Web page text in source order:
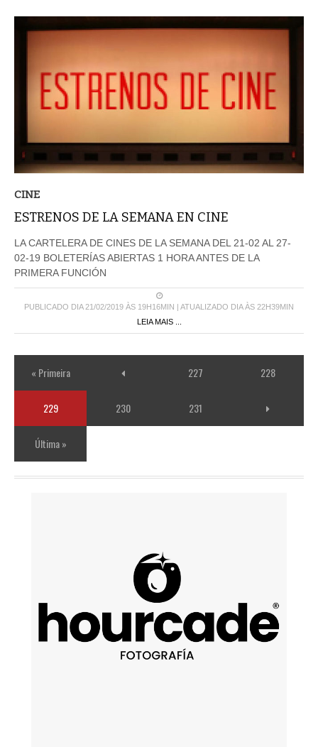
CINE
ESTRENOS DE LA SEMANA EN CINE
LA CARTELERA DE CINES DE LA SEMANA DEL 21-02 AL 27-
02-19 BOLETERÍAS ABIERTAS 1 HORA ANTES DE LA
PRIMERA FUNCIÓN
PUBLICADO DIA 21/02/2019 ÀS 19H16MIN | ATUALIZADO DIA ÀS 22H39MIN
LEIA MAIS ...
« Primeira 227 228
229 230 231
Última »